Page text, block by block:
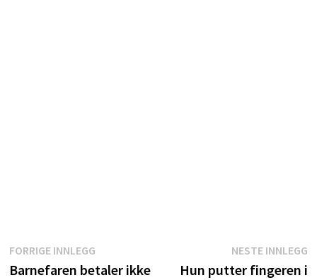
Innleggsnavigasjon
FORRIGE INNLEGGForrige
innlegg:
Barnefaren betaler ikke
NESTE INNLEGG
Hun putter fingeren i